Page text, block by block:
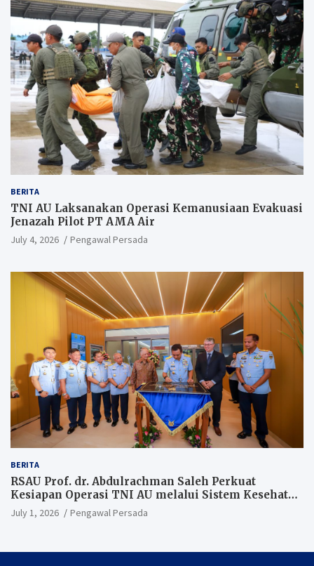
BERITA
TNI AU Laksanakan Operasi Kemanusiaan Evakuasi
Jenazah Pilot PT AMA Air
July 4, 2026 Pengawal Persada
BERITA
RSAU Prof. dr. Abdulrachman Saleh Perkuat
Kesiapan Operasi TNI AU melalui Sistem Kesehatan
Andal
July 1, 2026 Pengawal Persada